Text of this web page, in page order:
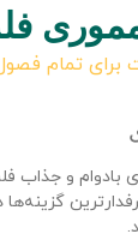
برای تمام
بادوام و جذاب
گزینه‌ها